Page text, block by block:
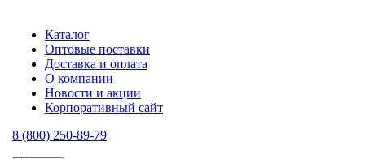
Каталог
Оптовые поставки
Доставка и оплата
О компании
Новости и акции
Корпоративный сайт
8 (800) 250-89-79